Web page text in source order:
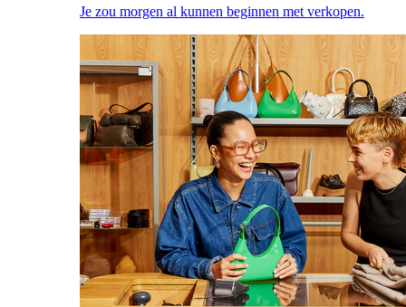
Je zou morgen al kunnen beginnen met verkopen.